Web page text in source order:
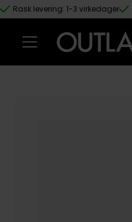
Hopp til hovedinnhold
Rask levering: 1-3 virkedager